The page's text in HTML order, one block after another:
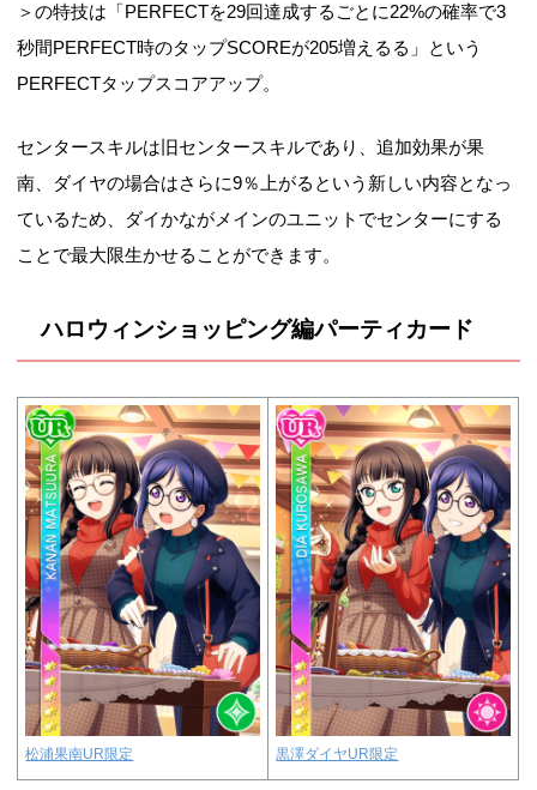
＞の特技は「PERFECTを29回達成するごとに22%の確率で3
秒間PERFECT時のタップSCOREが205増えるる」という
PERFECTタップスコアアップ。
センタースキルは旧センタースキルであり、追加効果が果
南、ダイヤの場合はさらに9％上がるという新しい内容となっ
ているため、ダイかながメインのユニットでセンターにする
ことで最大限生かせることができます。
ハロウィンショッピング編パーティカード
松浦果南UR限定 黒澤ダイヤUR限定